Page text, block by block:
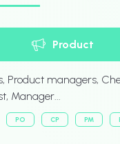
Product
Product managers,
Manager...
PO CP PM